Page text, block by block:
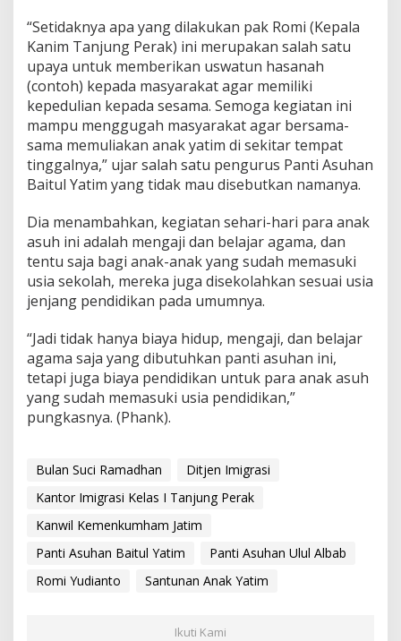
“Setidaknya apa yang dilakukan pak Romi (Kepala
Kanim Tanjung Perak) ini merupakan salah satu
upaya untuk memberikan uswatun hasanah
(contoh) kepada masyarakat agar memiliki
kepedulian kepada sesama. Semoga kegiatan ini
mampu menggugah masyarakat agar bersama-
sama memuliakan anak yatim di sekitar tempat
tinggalnya,” ujar salah satu pengurus Panti Asuhan
Baitul Yatim yang tidak mau disebutkan namanya.
Dia menambahkan, kegiatan sehari-hari para anak
asuh ini adalah mengaji dan belajar agama, dan
tentu saja bagi anak-anak yang sudah memasuki
usia sekolah, mereka juga disekolahkan sesuai usia
jenjang pendidikan pada umumnya.
“Jadi tidak hanya biaya hidup, mengaji, dan belajar
agama saja yang dibutuhkan panti asuhan ini,
tetapi juga biaya pendidikan untuk para anak asuh
yang sudah memasuki usia pendidikan,”
pungkasnya. (Phank).
Bulan Suci Ramadhan
Ditjen Imigrasi
Kantor Imigrasi Kelas I Tanjung Perak
Kanwil Kemenkumham Jatim
Panti Asuhan Baitul Yatim
Panti Asuhan Ulul Albab
Romi Yudianto
Santunan Anak Yatim
Ikuti Kami